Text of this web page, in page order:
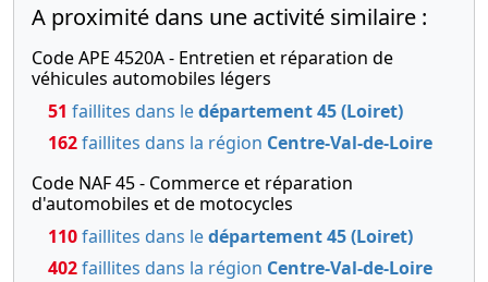
A proximité dans une activité similaire :
Code APE 4520A - Entretien et réparation de
véhicules automobiles légers
51 faillites dans ledépartement 45 (Loiret)
162faillites dans la région Centre-Val-de-Loire
Code NAF 45 - Commerce et réparation
d'automobiles et de motocycles
110faillites dans ledépartement 45 (Loiret)
402faillites dans la région Centre-Val-de-Loire